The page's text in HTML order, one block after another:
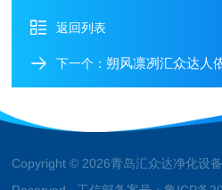
返回列表
下一个：朔风凛冽汇众达人
Copyright © 2026青岛汇众达净化设